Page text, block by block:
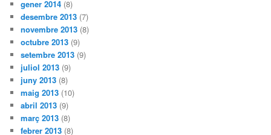
gener 2014 (8)
desembre 2013 (7)
novembre 2013 (8)
octubre 2013 (9)
setembre 2013 (9)
juliol 2013 (9)
juny 2013 (8)
maig 2013 (10)
abril 2013 (9)
març 2013 (8)
febrer 2013 (8)